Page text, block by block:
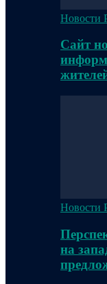
Новости
Сайт
Новости
на